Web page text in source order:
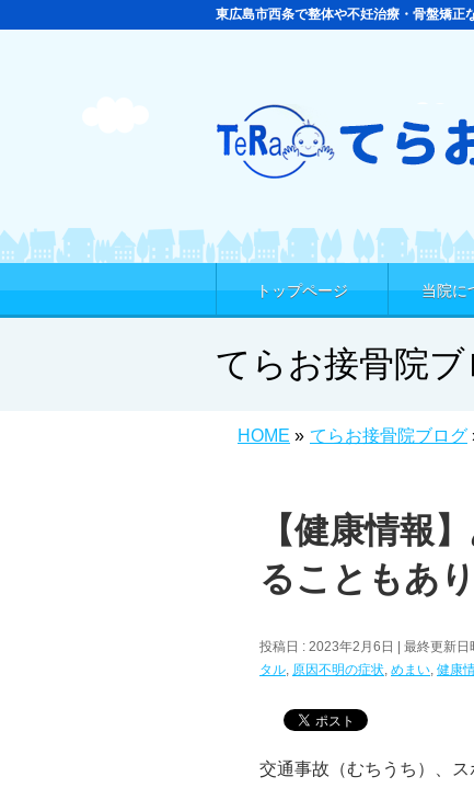
東広島市西条で整体や不妊治療・骨盤矯正
トップページ 当院に
てらお接骨院
HOME » てらお接骨院ブログ
【健康情報
ることもあ
投稿日 : 2023年2月6日 最終更新日
タル, 原因不明の症状, めまい, 健康
交通事故（むちうち）、